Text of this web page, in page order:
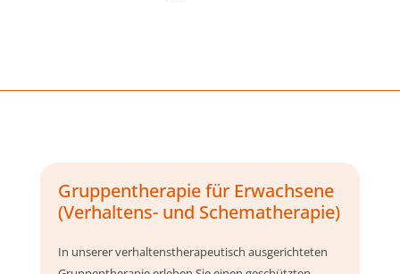
Gruppentherapie für Erwachsene
(Verhaltens- und Schematherapie)
In unserer verhaltenstherapeutisch ausgerichteten